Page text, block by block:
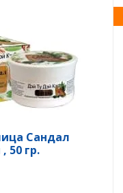
Сандал
50 гр.